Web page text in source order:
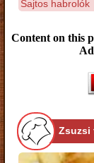
Sajtos habrolók
Content on this
Zsuzsi